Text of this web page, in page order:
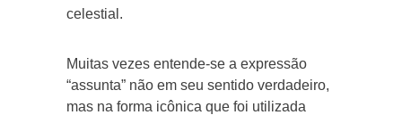
celestial.
Muitas vezes entende-se a expressão
“assunta” não em seu sentido verdadeiro,
mas na forma icônica que foi utilizada